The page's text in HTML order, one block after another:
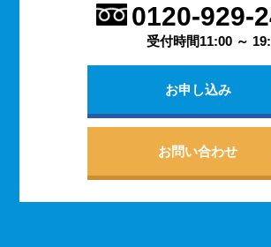
してだけでなく出退勤やスケジュールの
します。 会社は人の出入りもありますの
ホのように1台1台契約するよりも、まと
方がよりお得に利用できます。 会社用の
個人でのご利用から法人向けの複数台の
様の用途に合わせた様々な利用方法を提
0120-929-
受付時間11:00 ～
お申し込み
お問い合わせ